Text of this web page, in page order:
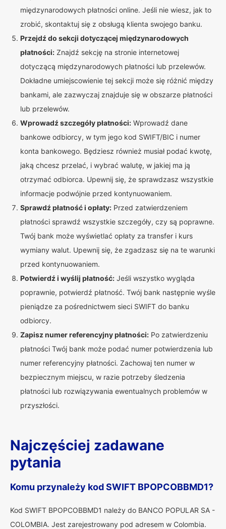
międzynarodowych płatności online. Jeśli nie wiesz, jak to
zrobić, skontaktuj się z obsługą klienta swojego banku.
Przejdź do sekcji dotyczącej międzynarodowych
płatności: Znajdź sekcję na stronie internetowej
dotyczącą międzynarodowych płatności lub przelewów.
Dokładne umiejscowienie tej sekcji może się różnić między
bankami, ale zazwyczaj znajduje się w obszarze płatności
lub przelewów.
Wprowadź szczegóły płatności: Wprowadź dane
bankowe odbiorcy, w tym jego kod SWIFT/BIC i numer
konta bankowego. Będziesz również musiał podać kwotę,
jaką chcesz przelać, i wybrać walutę, w jakiej ma ją
otrzymać odbiorca. Upewnij się, że sprawdzasz wszystkie
informacje podwójnie przed kontynuowaniem.
Sprawdź płatność i opłaty: Przed zatwierdzeniem
płatności sprawdź wszystkie szczegóły, czy są poprawne.
Twój bank może wyświetlać opłaty za transfer i kurs
wymiany walut. Upewnij się, że zgadzasz się na te warunki
przed kontynuowaniem.
Potwierdź i wyślij płatność: Jeśli wszystko wygląda
poprawnie, potwierdź płatność. Twój bank następnie wyśle
pieniądze za pośrednictwem sieci SWIFT do banku
odbiorcy.
Zapisz numer referencyjny płatności: Po zatwierdzeniu
płatności Twój bank może podać numer potwierdzenia lub
numer referencyjny płatności. Zachowaj ten numer w
bezpiecznym miejscu, w razie potrzeby śledzenia
płatności lub rozwiązywania ewentualnych problemów w
przyszłości.
Najczęściej zadawane
pytania
Komu przynależy kod SWIFT BPOPCOBBMD1?
Kod SWIFT BPOPCOBBMD1 należy do BANCO POPULAR SA -
COLOMBIA. Jest zarejestrowany pod adresem w Colombia.